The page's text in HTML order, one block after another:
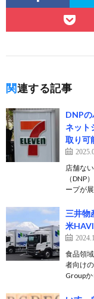
関連する記事
DNP
ネット
取り可
店舗な
（DNP
ープが
三井物
米
食品領
者向け
Group